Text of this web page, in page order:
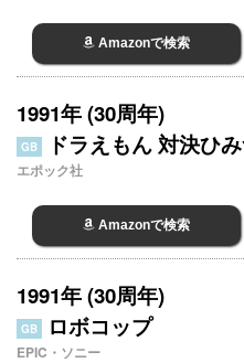
Amazonで検索
1991年 (30周年)
GB ドラえもん 対決ひ
エポック社
Amazonで検索
1991年 (30周年)
GB ロボコップ
EPIC・ソニー